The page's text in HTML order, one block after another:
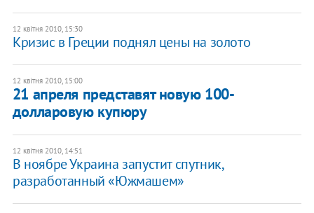
12 квітня 2010, 15:30
Кризис в Греции поднял цены на золото
12 квітня 2010, 15:00
21 апреля представят новую 100-
долларовую купюру
12 квітня 2010, 14:51
В ноябре Украина запустит спутник,
разработанный «Южмашем»